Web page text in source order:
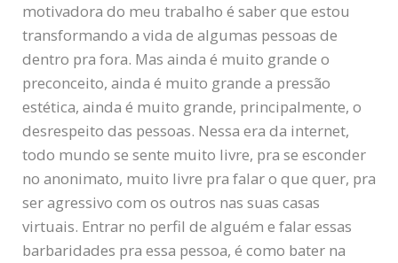
motivadora do meu trabalho é saber que estou
transformando a vida de algumas pessoas de
dentro pra fora. Mas ainda é muito grande o
preconceito, ainda é muito grande a pressão
estética, ainda é muito grande, principalmente, o
desrespeito das pessoas. Nessa era da internet,
todo mundo se sente muito livre, pra se esconder
no anonimato, muito livre pra falar o que quer, pra
ser agressivo com os outros nas suas casas
virtuais. Entrar no perfil de alguém e falar essas
barbaridades pra essa pessoa, é como bater na